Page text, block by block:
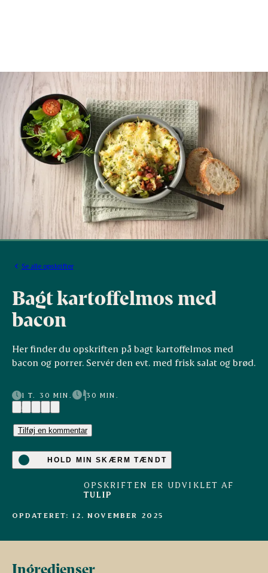
Se alle opskrifter
Bagt kartoffelmos med
bacon
Her finder du opskriften på bagt kartoffelmos med
bacon og porrer. Servér den evt. med frisk salat og brød.
1 T. 30 MIN.
30 MIN.
(3)
Tilføj en kommentar
HOLD MIN SKÆRM TÆNDT
OPSKRIFTEN ER UDVIKLET AF
TULIP
OPDATERET: 12. NOVEMBER 2025
Ingredienser